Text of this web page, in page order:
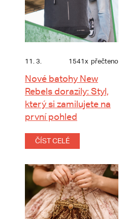
11. 3. 1541x přečteno
Nové batohy New
Rebels dorazily: Styl,
který si zamilujete na
první pohled
ČÍST CELÉ